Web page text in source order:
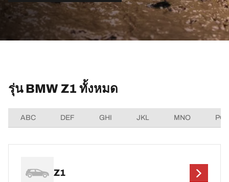
รุ่น BMW Z1 ทั้งหมด
ABC DEF GHI JKL MNO
Z1